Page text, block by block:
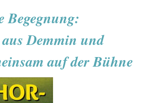
Begegnung:
Demmin und
auf der Bühne